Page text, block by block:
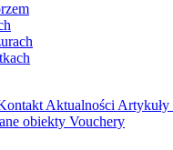
Aktualności Artykuły
obiekty Vouchery